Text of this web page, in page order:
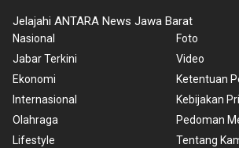
Jelajahi ANTARA News Jawa Barat
Nasional
Jabar Terkini
Ekonomi
Internasional
Olahraga
Lifestyle
Foto
Video
Ketentuan
Kebijakan
Pedoman
Tentang